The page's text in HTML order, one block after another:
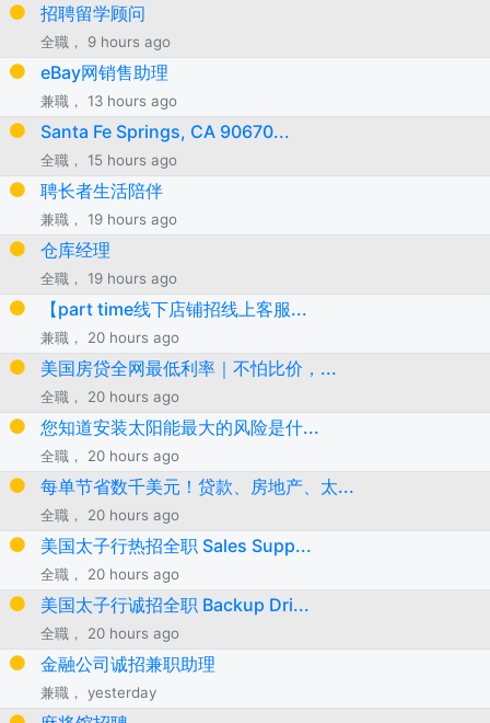
招聘留学顾问
全職， 9 hours ago
eBay网销售助理
兼職， 13 hours ago
Santa Fe Springs, CA 90670...
全職， 15 hours ago
聘长者生活陪伴
兼職， 19 hours ago
仓库经理
全職， 19 hours ago
【part time线下店铺招线上客服...
兼職， 20 hours ago
美国房贷全网最低利率｜不怕比价，...
全職， 20 hours ago
您知道安装太阳能最大的风险是什...
全職， 20 hours ago
每单节省数千美元！贷款、房地产、太...
全職， 20 hours ago
美国太子行热招全职 Sales Supp...
全職， 20 hours ago
美国太子行诚招全职 Backup Dri...
全職， 20 hours ago
金融公司诚招兼职助理
兼職， yesterday